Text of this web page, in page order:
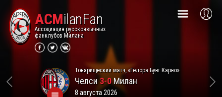
ACMilanFan
Ассоциация русскоязычных
фанклубов Милана
Товарищеский матч, «Гелора Бунг Карно»
Челси3-0Милан
8 августа 2026